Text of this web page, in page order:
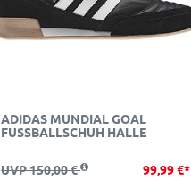
ADIDAS MUNDIAL GOAL
FUSSBALLSCHUH HALLE
UVP 150,00 € 99,99 €*